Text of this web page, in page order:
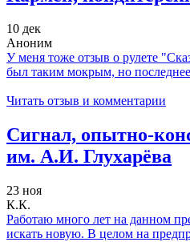
10 дек
Аноним
У меня тоже отзыв о рулете
был таким мокрым, но
Читать отзыв и комментарии
Сигнал, опытно-
им. А.И. Глухарёва
23 ноя
К.К.
Работаю много лет на данном
искать новую. В целом на